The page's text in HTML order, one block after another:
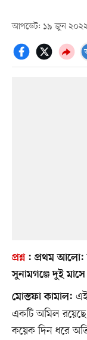
আপডেট: ১৯ জুন
প্রশ্ন: প্রথম আলো:
সুনামগঞ্জে দুই
মোস্তফা কামাল:
একটি অমিল
কয়েক দিন ধরে